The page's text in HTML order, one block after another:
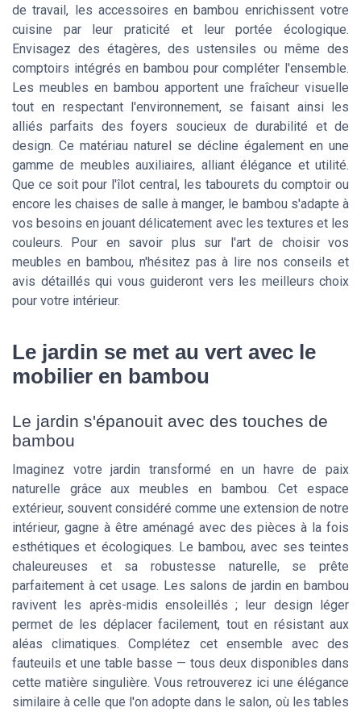
de travail, les accessoires en bambou enrichissent votre
cuisine par leur praticité et leur portée écologique.
Envisagez des étagères, des ustensiles ou même des
comptoirs intégrés en bambou pour compléter l'ensemble.
Les meubles en bambou apportent une fraîcheur visuelle
tout en respectant l'environnement, se faisant ainsi les
alliés parfaits des foyers soucieux de durabilité et de
design. Ce matériau naturel se décline également en une
gamme de meubles auxiliaires, alliant élégance et utilité.
Que ce soit pour l'îlot central, les tabourets du comptoir ou
encore les chaises de salle à manger, le bambou s'adapte à
vos besoins en jouant délicatement avec les textures et les
couleurs. Pour en savoir plus sur l'art de choisir vos
meubles en bambou, n'hésitez pas à lire nos conseils et
avis détaillés qui vous guideront vers les meilleurs choix
pour votre intérieur.
Le jardin se met au vert avec le
mobilier en bambou
Le jardin s'épanouit avec des touches de
bambou
Imaginez votre jardin transformé en un havre de paix
naturelle grâce aux meubles en bambou. Cet espace
extérieur, souvent considéré comme une extension de notre
intérieur, gagne à être aménagé avec des pièces à la fois
esthétiques et écologiques. Le bambou, avec ses teintes
chaleureuses et sa robustesse naturelle, se prête
parfaitement à cet usage. Les salons de jardin en bambou
ravivent les après-midis ensoleillés ; leur design léger
permet de les déplacer facilement, tout en résistant aux
aléas climatiques. Complétez cet ensemble avec des
fauteuils et une table basse — tous deux disponibles dans
cette matière singulière. Vous retrouverez ici une élégance
similaire à celle que l'on adopte dans le salon, où les tables